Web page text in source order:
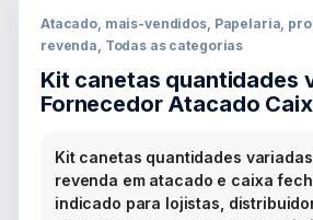
Atacado, mais-vendidos, Papelaria,
revenda, Todas as categorias
Kit canetas quantidades
Fornecedor Atacado
Kit canetas quantidades
revenda em atacado e caixa
indicado para lojistas,